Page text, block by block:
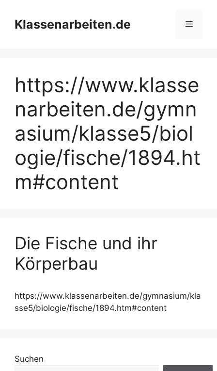
Inhalt
springenKlassenarbeiten.de Menü
https://www.klasse
narbeiten.de/gymn
asium/klasse5/biol
ogie/fische/1894.ht
m#content
Die Fische und ihr
Körperbau
https://www.klassenarbeiten.de/gymnasium/kla
sse5/biologie/fische/1894.htm#content
Suchen